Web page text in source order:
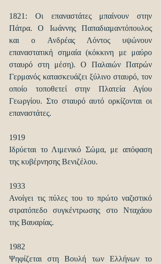
1821: Οι επαναστάτες μπαίνουν στην
Πάτρα. Ο Ιωάννης Παπαδιαμαντόπουλος
και ο Ανδρέας Λόντος υψώνουν
επαναστατική σημαία (κόκκινη με μαύρο
σταυρό στη μέση). Ο Παλαιών Πατρών
Γερμανός κατασκευάζει ξύλινο σταυρό, τον
οποίο τοποθετεί στην Πλατεία Αγίου
Γεωργίου. Στο σταυρό αυτό ορκίζονται οι
επαναστάτες.
1919
Ιδρύεται το Λιμενικό Σώμα, με απόφαση
της κυβέρνησης Βενιζέλου.
1933
Ανοίγει τις πύλες του το πρώτο ναζιστικό
στρατόπεδο συγκέντρωσης στο Νταχάου
της Βαυαρίας.
1982
Ψηφίζεται στη Βουλή των Ελλήνων το